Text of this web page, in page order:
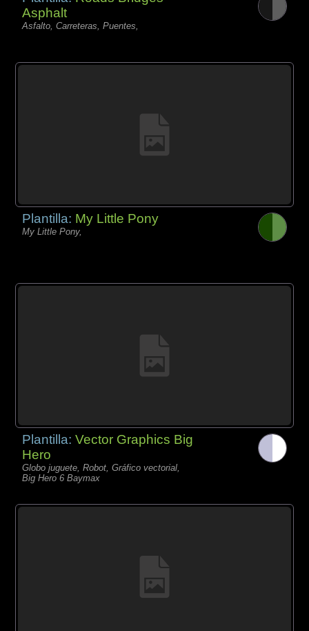
Asphalt
Asfalto, Carreteras, Puentes,
Plantilla: My Little Pony
My Little Pony,
Plantilla:Vector Graphics Big
Hero
Globo juguete, Robot, Gráfico vectorial,
Big Hero 6 Baymax